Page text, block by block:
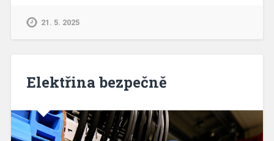
21. 5. 2025
Elektřina bezpečně